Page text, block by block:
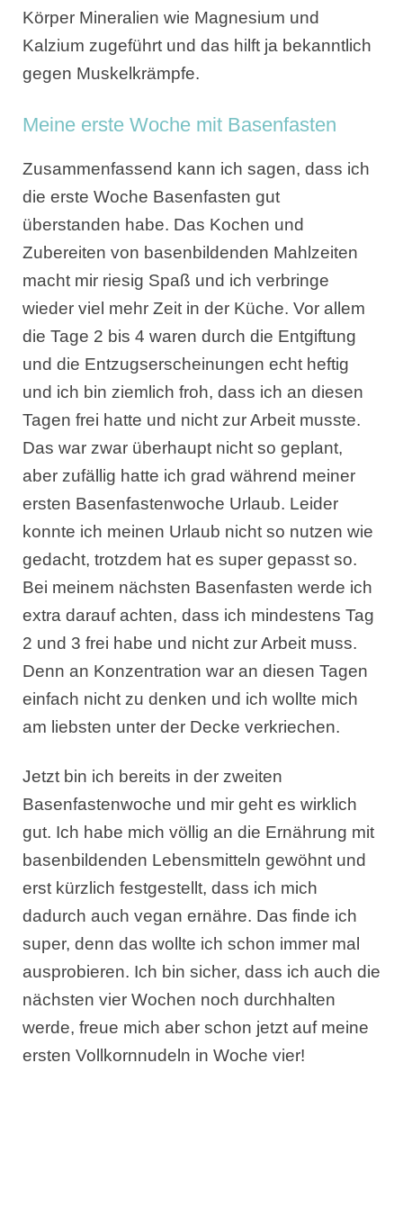
Körper Mineralien wie Magnesium und
Kalzium zugeführt und das hilft ja bekanntlich
gegen Muskelkrämpfe.
Meine erste Woche mit Basenfasten
Zusammenfassend kann ich sagen, dass ich
die erste Woche Basenfasten gut
überstanden habe. Das Kochen und
Zubereiten von basenbildenden Mahlzeiten
macht mir riesig Spaß und ich verbringe
wieder viel mehr Zeit in der Küche. Vor allem
die Tage 2 bis 4 waren durch die Entgiftung
und die Entzugserscheinungen echt heftig
und ich bin ziemlich froh, dass ich an diesen
Tagen frei hatte und nicht zur Arbeit musste.
Das war zwar überhaupt nicht so geplant,
aber zufällig hatte ich grad während meiner
ersten Basenfastenwoche Urlaub. Leider
konnte ich meinen Urlaub nicht so nutzen wie
gedacht, trotzdem hat es super gepasst so.
Bei meinem nächsten Basenfasten werde ich
extra darauf achten, dass ich mindestens Tag
2 und 3 frei habe und nicht zur Arbeit muss.
Denn an Konzentration war an diesen Tagen
einfach nicht zu denken und ich wollte mich
am liebsten unter der Decke verkriechen.
Jetzt bin ich bereits in der zweiten
Basenfastenwoche und mir geht es wirklich
gut. Ich habe mich völlig an die Ernährung mit
basenbildenden Lebensmitteln gewöhnt und
erst kürzlich festgestellt, dass ich mich
dadurch auch vegan ernähre. Das finde ich
super, denn das wollte ich schon immer mal
ausprobieren. Ich bin sicher, dass ich auch die
nächsten vier Wochen noch durchhalten
werde, freue mich aber schon jetzt auf meine
ersten Vollkornnudeln in Woche vier!